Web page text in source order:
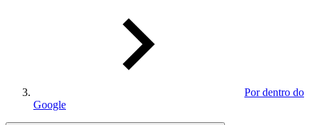
Por dentro do
Google